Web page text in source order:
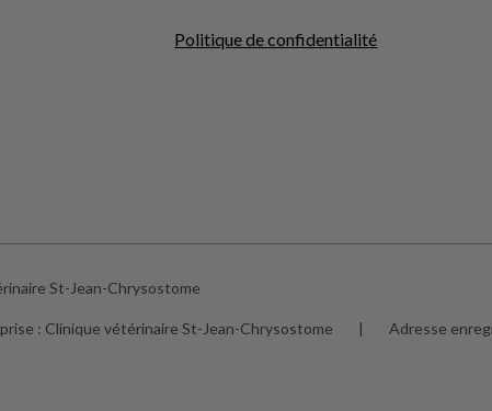
Politique de confidentialité
St-Jean-Chrysostome
: Clinique vétérinaire St-Jean-Chrysostome | Adresse